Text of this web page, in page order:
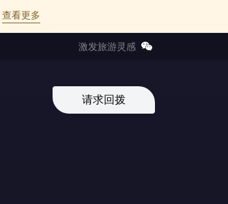
查看更多
激发旅游灵感
请求回拨